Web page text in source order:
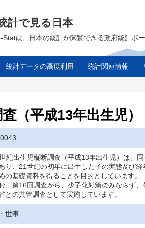
計で見る日本
Statは、日本の統計が閲覧できる政府統計ポ
統計データの高度利用 統計関連情報
（平成13年出生児）
紀出生児縦断調査（平成13年出生児）は、
り、21世紀の初年に出生した子の実態及び
の基礎資料を得ることを目的としています。
、第16回調査から、少子化対策のみならず
との共管調査として実施しています。
世帯